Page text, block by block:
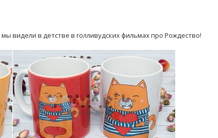
видели в детстве в голливудских фильмах про Рождество!